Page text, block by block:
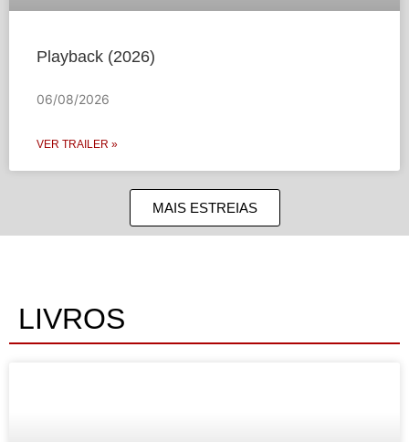
Playback (2026)
06/08/2026
VER TRAILER »
MAIS ESTREIAS
LIVROS